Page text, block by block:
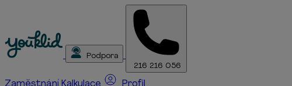
Podpora
216 216 056